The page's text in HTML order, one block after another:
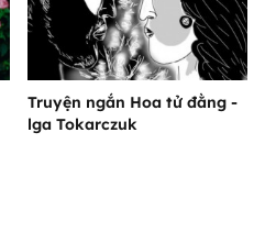
Truyện ngắn Hoa tử đằng -
lga Tokarczuk